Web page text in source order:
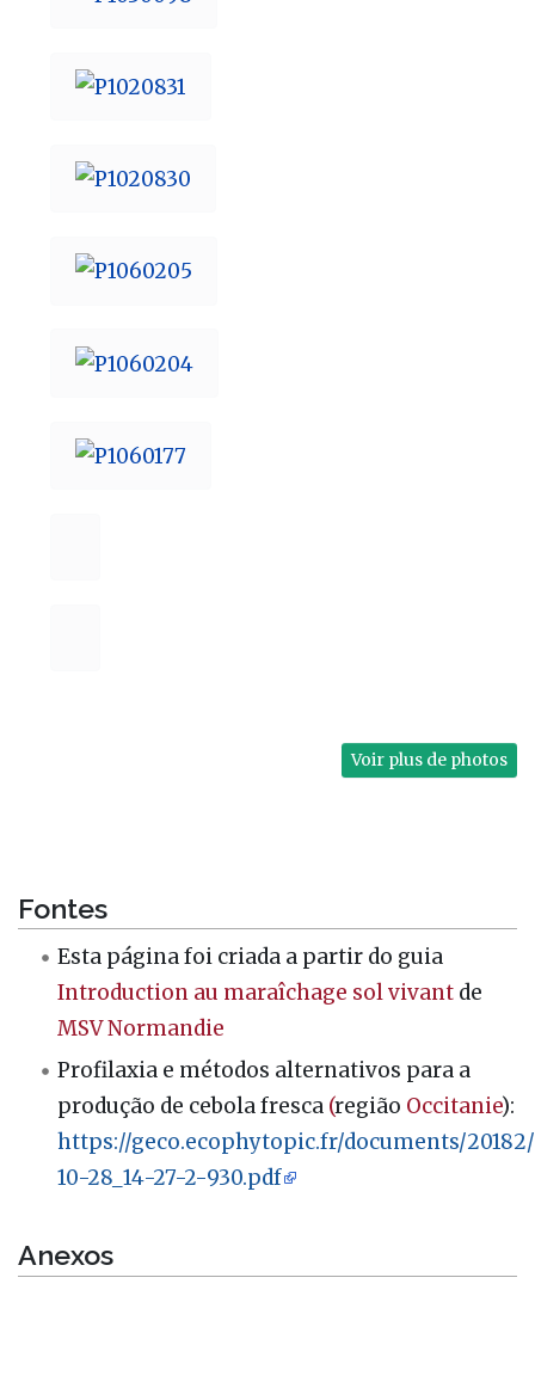
Voir plus de photos
Fontes
Esta página foi criada a partir do guia
Introduction au maraîchage sol vivant de
MSV Normandie
Profilaxia e métodos alternativos para a
produção de cebola fresca (região Occitanie):
https://geco.ecophytopic.fr/documents/
10-28_14-27-2-930.pdf
Anexos